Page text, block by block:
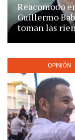
Reacomodo
Guillermo
toman las
OPINIÓN